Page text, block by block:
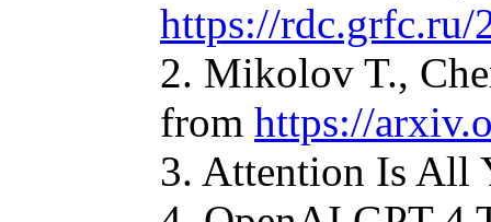
https://rdc.grfc.ru/
2. Mikolov T.,
from https://
3. Attention Is All